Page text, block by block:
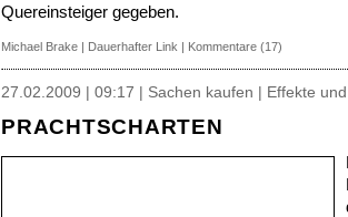
Quereinsteiger gegeben.
Michael Brake | Dauerhafter Link | Kommentare (17)
27.02.2009 | 09:17 | Sachen kaufen | Effekte
PRACHTSCHARTEN